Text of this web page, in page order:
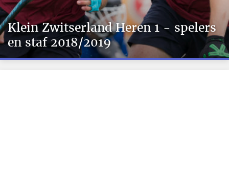
Klein Zwitserland Heren 1 - spelers
en staf 2018/2019